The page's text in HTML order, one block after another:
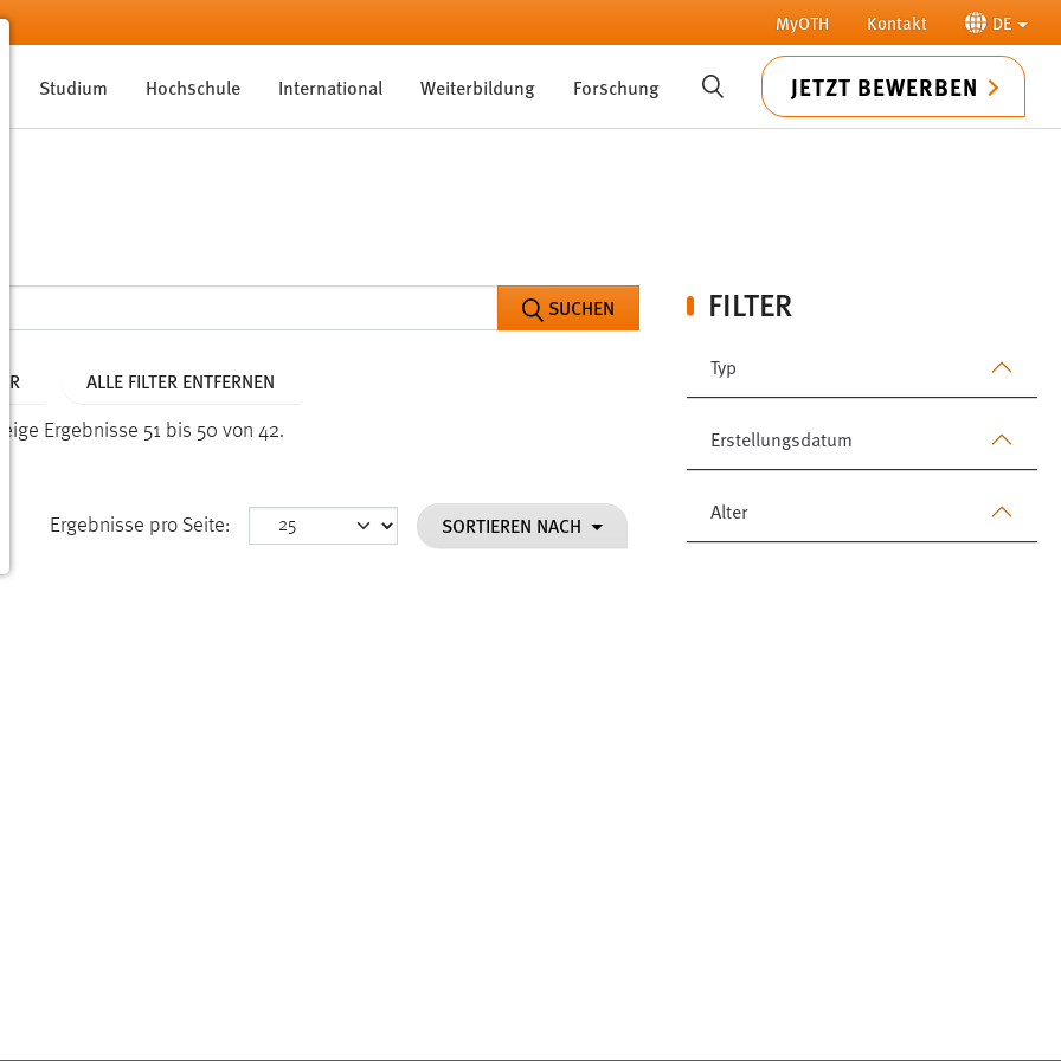
MyOTH Kontakt DE
Studium Hochschule International Weiterbildung Forschung SUCHE JETZT BEWERBEN
FILTER
Typ
Erstellungsdatum
Alter
SUCHEN
ALLE FILTER ENTFERNEN
Zeige Ergebnisse 51 bis 50 von 42.
Ergebnisse pro Seite: SORTIEREN NACH